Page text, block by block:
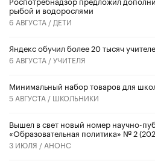
рыбой и водорослями
6 АВГУСТА / ДЕТИ
​Яндекс обучил более 20 тысяч
6 АВГУСТА /УЧИТЕЛЯ
Минимальный набор товаров для
5 АВГУСТА / ШКОЛЬНИКИ
Вышел в свет новый номер научно-
«Образовательная политика» № 2
3 ИЮЛЯ / АНОНС